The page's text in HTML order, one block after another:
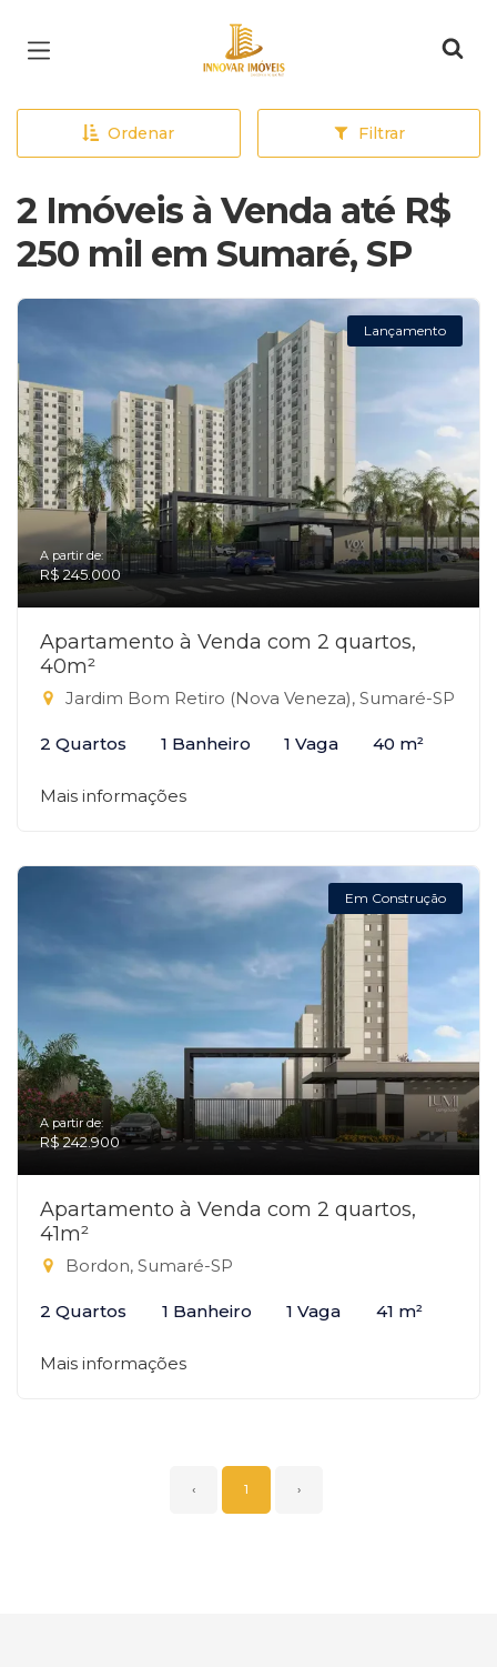
Página inicial
Ordenar Filtrar
2 Imóveis à Venda até R$
250 mil em Sumaré, SP
Lançamento
A partir de:
R$ 245.000
Apartamento à Venda com 2 quartos,
40m²
Jardim Bom Retiro (Nova Veneza), Sumaré-SP
2 Quartos 1 Banheiro 1 Vaga 40 m²
Mais informações
Em Construção
A partir de:
R$ 242.900
Apartamento à Venda com 2 quartos,
41m²
Bordon, Sumaré-SP
2 Quartos 1 Banheiro 1 Vaga 41 m²
Mais informações
‹ 1 ›